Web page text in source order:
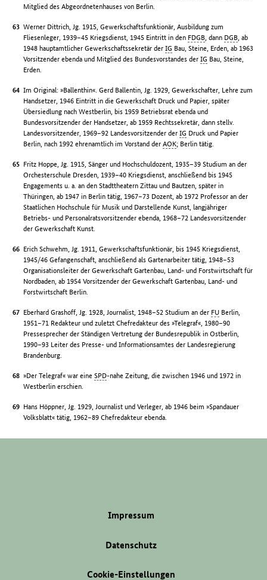
Mitglied des Abgeordnetenhauses von Berlin.
Werner Dittrich, Jg. 1915, Gewerkschaftsfunktionär, Ausbildung zum
Fliesenleger, 1939–45 Kriegsdienst, 1945 Eintritt in den FDGB , dann DGB , ab
1948 hauptamtlicher Gewerkschaftssekretär derIG Bau, Steine, Erden, ab 1963
Vorsitzender ebenda und Mitglied des Bundesvorstandes derIG Bau, Steine,
Erden.
Im Original: »Ballenthin«. Gerd Ballentin, Jg. 1929, Gewerkschafter, Lehre zum
Handsetzer, 1946 Eintritt in die Gewerkschaft Druck und Papier, später
Übersiedlung nach Westberlin, bis 1959 Betriebsrat ebenda und
Bundesvorsitzender der Handsetzer, ab 1959 Rechtssekretär, dann stellv.
Landesvorsitzender, 1969–92 Landesvorsitzender derIG Druck und Papier
Berlin, nach 1992 ehrenamtlich im Vorstand derAOK; Berlin tätig.
Fritz Hoppe, Jg. 1915, Sänger und Hochschuldozent, 1935–39 Studium an der
Orchesterschule Dresden, 1939–40 Kriegsdienst, anschließend bis 1945
Engagements u. a. an den Stadttheatern Zittau und Bautzen, später in
Thüringen, ab 1947 in Berlin tätig, 1967–73 Dozent, ab 1972 Professor an der
Staatlichen Hochschule für Musik und Darstellende Kunst, langjähriger
Betriebs- und Personalratsvorsitzender ebenda, 1968–72 Landesvorsitzender
der Gewerkschaft Kunst.
Erich Schwehm, Jg. 1911, Gewerkschaftsfunktionär, bis 1945 Kriegsdienst,
1945/46 Gefangenschaft, anschließend als Gartenarbeiter tätig, 1948–53
Organisationsleiter der Gewerkschaft Gartenbau, Land- und Forstwirtschaft für
Nordbaden, ab 1954 Vorsitzender der Gewerkschaft Gartenbau, Land- und
Forstwirtschaft Berlin.
Eberhard Grashoff, Jg. 1928, Journalist, 1948–52 Studium an der FU Berlin,
1951–71 Redakteur und zuletzt Chefredakteur des »Telegraf«, 1980–90
Pressesprecher der Ständigen Vertretung der Bundesrepublik in Ostberlin,
1990–93 Leiter des Presse- und Informationsamtes der Landesregierung
Brandenburg.
»Der Telegraf« war eineSPD-nahe Zeitung, die zwischen 1946 und 1972 in
Westberlin erschien.
Hans Höppner, Jg. 1929, Journalist und Verleger, ab 1946 beim »Spandauer
Volksblatt« tätig, 1962–89 Chefredakteur ebenda.
Impressum
Datenschutz
Cookie-Einstellungen